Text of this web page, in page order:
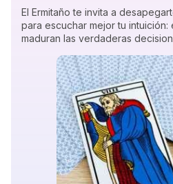
El Ermitaño te invita a
para escuchar mejor tu
maduran las verdaderas